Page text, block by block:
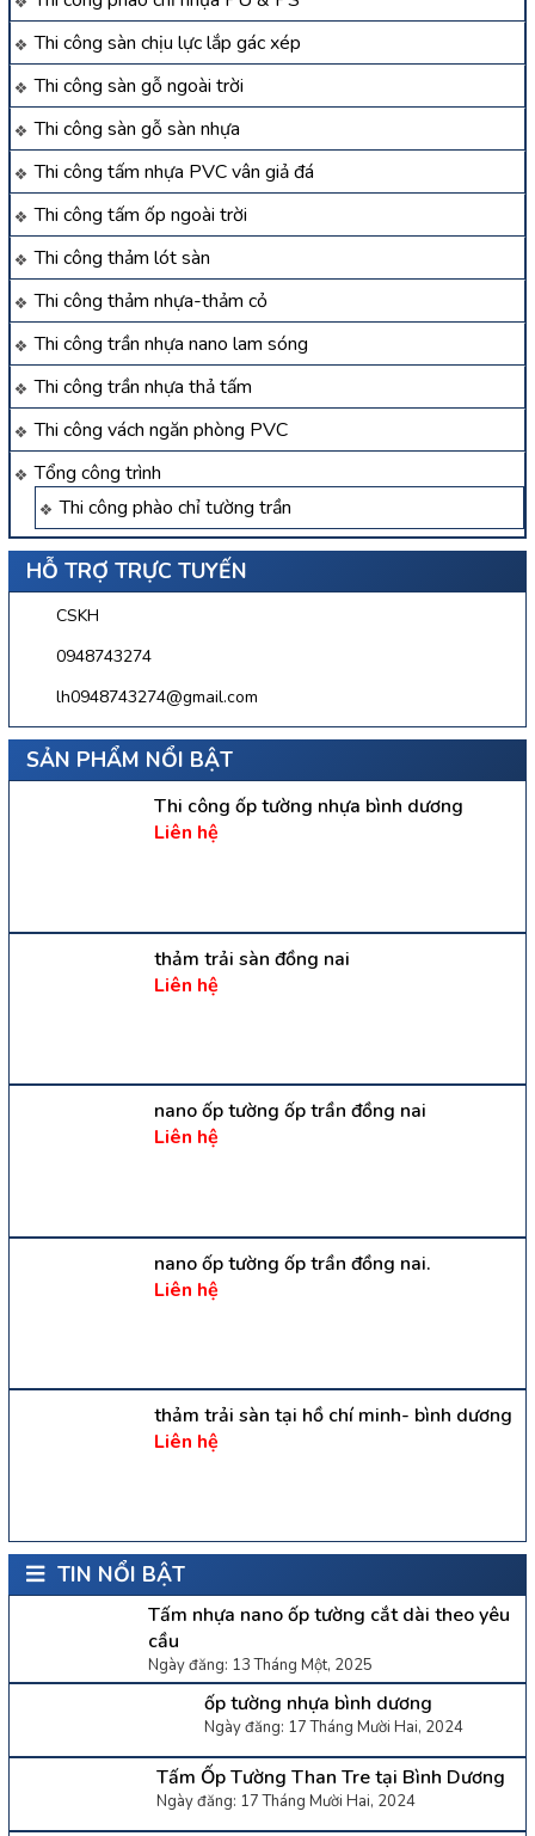
Thi công sàn chịu lực lắp gác xép
Thi công sàn gỗ ngoài trời
Thi công sàn gỗ sàn nhựa
Thi công tấm nhựa PVC vân giả đá
Thi công tấm ốp ngoài trời
Thi công thảm lót sàn
Thi công thảm nhựa-thảm cỏ
Thi công trần nhựa nano lam sóng
Thi công trần nhựa thả tấm
Thi công vách ngăn phòng PVC
Tổng công trình
Thi công phào chỉ tường trần
HỖ TRỢ TRỰC TUYẾN
CSKH
0948743274
lh0948743274@gmail.com
SẢN PHẨM NỔI BẬT
Thi công ốp tường nhựa bình dương
Liên hệ
thảm trải sàn đồng nai
Liên hệ
nano ốp tường ốp trần đồng nai
Liên hệ
nano ốp tường ốp trần đồng nai.
Liên hệ
thảm trải sàn tại hồ chí minh- bình dương
Liên hệ
TIN NỔI BẬT
Tấm nhựa nano ốp tường cắt dài theo yêu
cầu
Ngày đăng: 13 Tháng Một, 2025
ốp tường nhựa bình dương
Ngày đăng: 17 Tháng Mười Hai, 2024
Tấm Ốp Tường Than Tre tại Bình Dương
Ngày đăng: 17 Tháng Mười Hai, 2024